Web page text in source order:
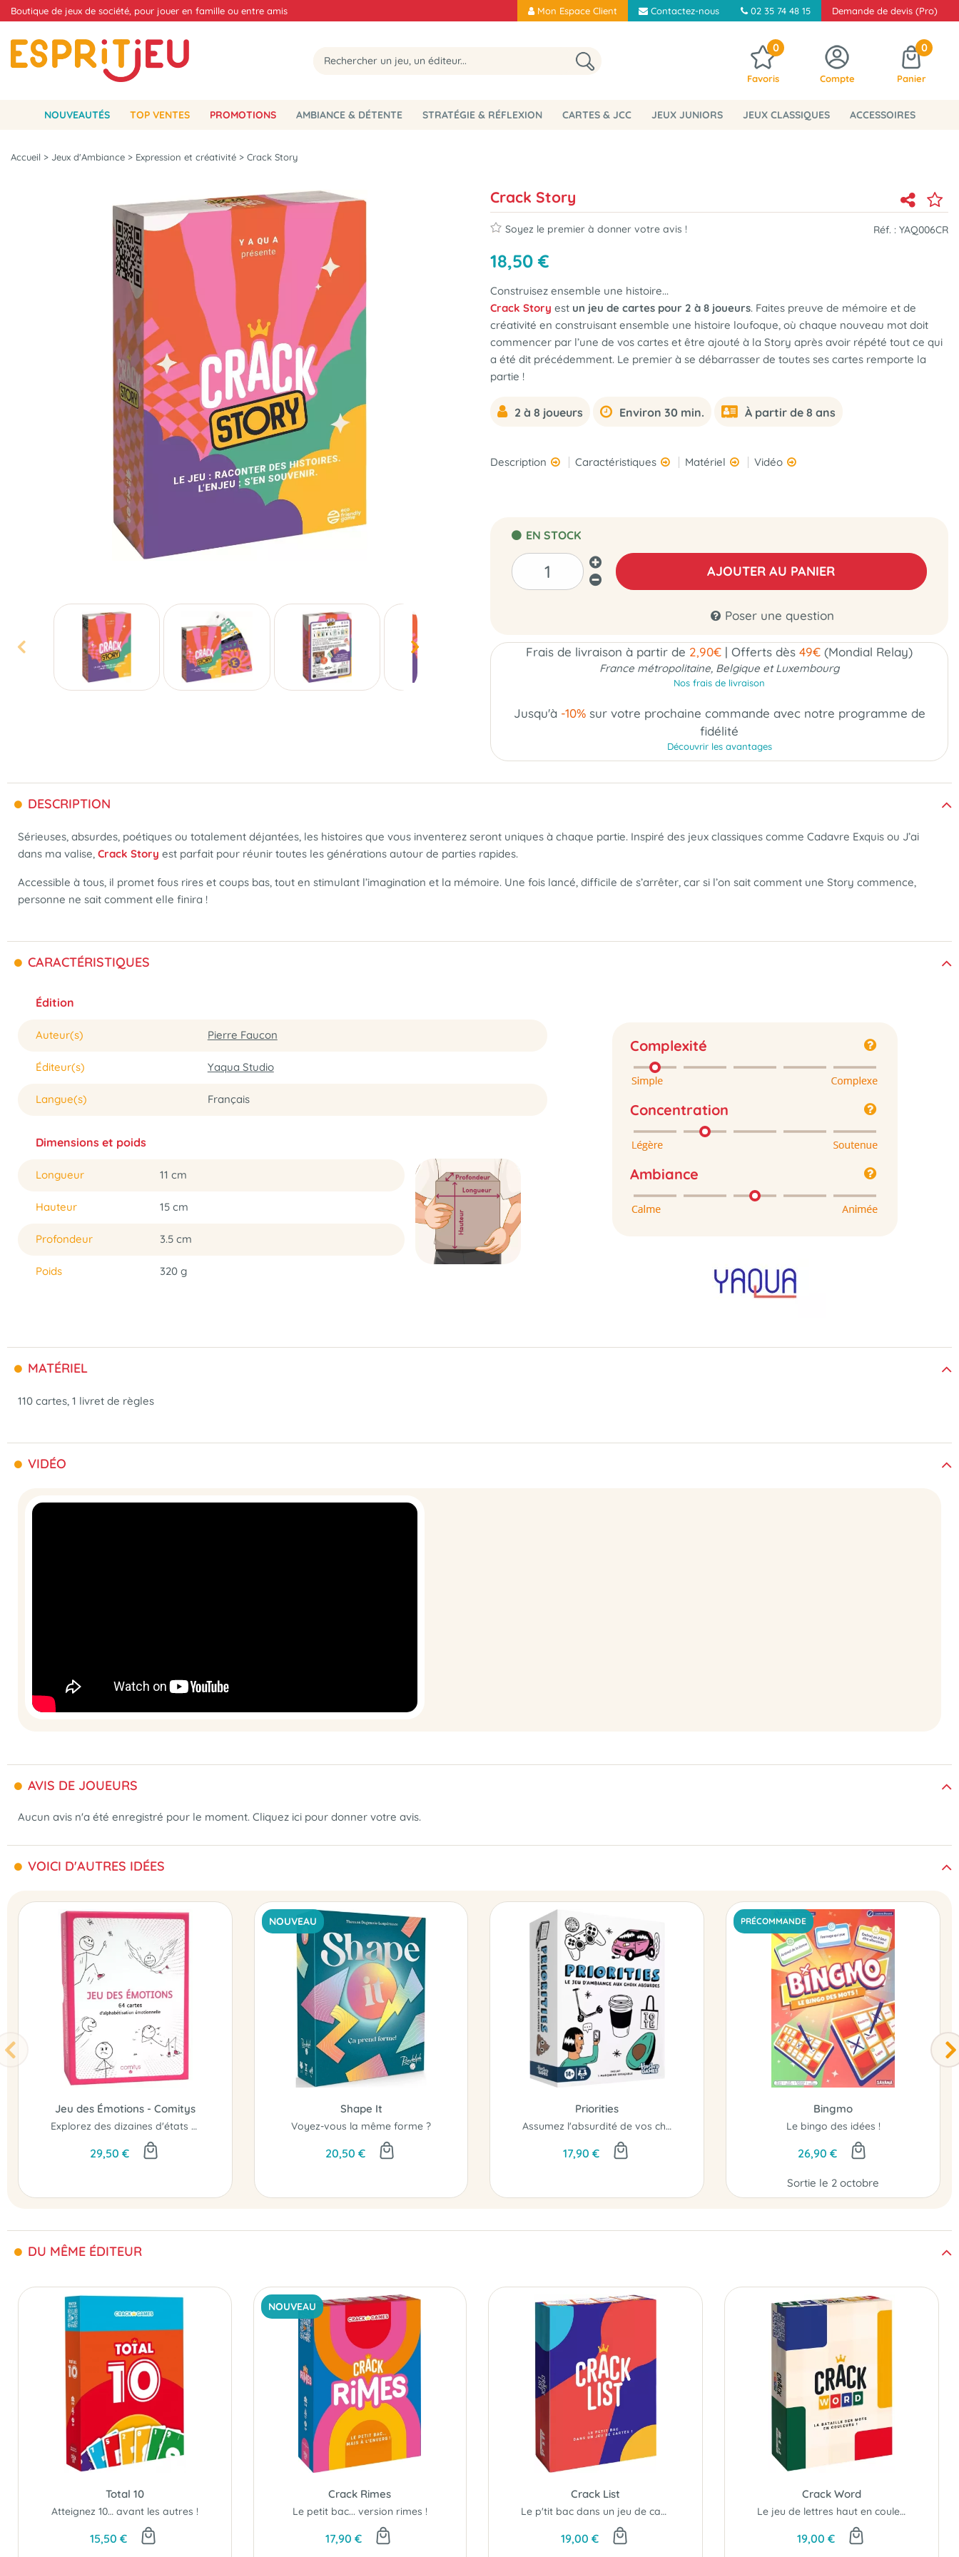
Boutique de jeux de société, pour jouer en famille ou entre amis Mon Espace Client Contactez-nous 02 35 74 48 15 Demande de devis (Pro)
0
Favoris Compte
0
Panier
NOUVEAUTÉS TOP VENTES PROMOTIONS AMBIANCE & DÉTENTE STRATÉGIE & RÉFLEXION CARTES & JCC JEUX JUNIORS JEUX CLASSIQUES ACCESSOIRES
Accueil > Jeux d'Ambiance > Expression et créativité > Crack Story
Crack Story
Soyez le premier à donner votre avis ! Réf. : YAQ006CR
18,50 €
Construisez ensemble une histoire...
Crack Story est un jeu de cartes pour 2 à 8 joueurs. Faites preuve de mémoire et de
créativité en construisant ensemble une histoire loufoque, où chaque nouveau mot doit
commencer par l’une de vos cartes et être ajouté à la Story après avoir répété tout ce qui
a été dit précédemment. Le premier à se débarrasser de toutes ses cartes remporte la
partie !
2 à 8 joueurs Environ 30 min. À partir de 8 ans
Description Caractéristiques Matériel Vidéo
EN STOCK
AJOUTER AU PANIER
Poser une question
Frais de livraison à partir de 2,90€ | Offerts dès 49€ (Mondial Relay)
France métropolitaine, Belgique et Luxembourg
Nos frais de livraison
Jusqu'à -10%sur votre prochaine commande avec notre programme de
fidélité
Découvrir les avantages
DESCRIPTION
Sérieuses, absurdes, poétiques ou totalement déjantées, les histoires que vous inventerez seront uniques à chaque partie. Inspiré des jeux classiques comme Cadavre Exquis ou J’ai
dans ma valise, Crack Story est parfait pour réunir toutes les générations autour de parties rapides.
Accessible à tous, il promet fous rires et coups bas, tout en stimulant l’imagination et la mémoire. Une fois lancé, difficile de s’arrêter, car si l’on sait comment une Story commence,
personne ne sait comment elle finira !
CARACTÉRISTIQUES
Édition
Auteur(s) Pierre Faucon
Éditeur(s) Yaqua Studio
Langue(s) Français
Dimensions et poids
Longueur 11 cm
Hauteur 15 cm
Profondeur 3.5 cm
Poids 320 g
Complexité
Concentration
Ambiance
MATÉRIEL
110 cartes, 1 livret de règles
VIDÉO
AVIS DE JOUEURS
Aucun avis n'a été enregistré pour le moment. Cliquez ici pour donner votre avis.
VOICI D'AUTRES IDÉES
Jeu des Émotions - Comitys
Explorez des dizaines d'états émotionnels...
29,50 €
NOUVEAU
Shape It
Voyez-vous la même forme ?
20,50 €
Priorities
Assumez l'absurdité de vos choix !
17,90 €
PRÉCOMMANDE
Bingmo
Le bingo des idées !
26,90 €
Sortie le 2 octobre
DU MÊME ÉDITEUR
Total 10
Atteignez 10… avant les autres !
15,50 €
NOUVEAU
Crack Rimes
Le petit bac... version rimes !
17,90 €
Crack List
Le p'tit bac dans un jeu de cartes !
19,00 €
Crack Word
Le jeu de lettres haut en couleurs...
19,00 €